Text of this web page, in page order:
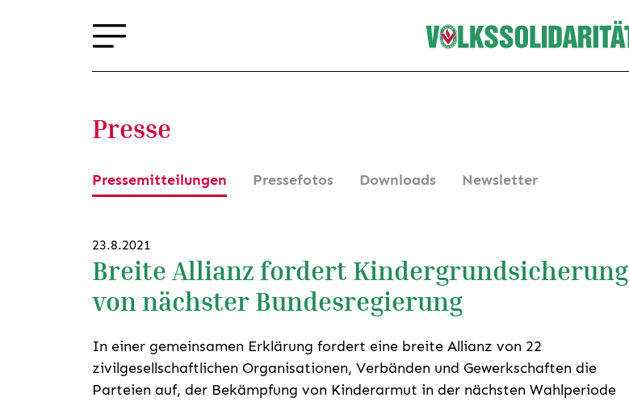
Presse
Pressemitteilungen Pressefotos Downloads Newsletter
23.8.2021
Breite Allianz fordert Kindergrundsicherung
von nächster Bundesregierung
In einer gemeinsamen Erklärung fordert eine breite Allianz von 22
zivilgesellschaftlichen Organisationen, Verbänden und Gewerkschaften die
Parteien auf, der Bekämpfung von Kinderarmut in der nächsten Wahlperiode